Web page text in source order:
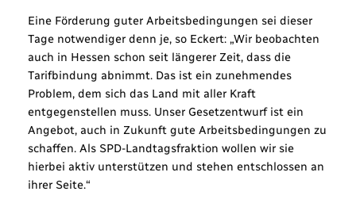
Eine Förderung guter Arbeitsbedingungen sei dieser
Tage notwendiger denn je, so Eckert: „Wir beobachten
auch in Hessen schon seit längerer Zeit, dass die
Tarifbindung abnimmt. Das ist ein zunehmendes
Problem, dem sich das Land mit aller Kraft
entgegenstellen muss. Unser Gesetzentwurf ist ein
Angebot, auch in Zukunft gute Arbeitsbedingungen zu
schaffen. Als SPD-Landtagsfraktion wollen wir sie
hierbei aktiv unterstützen und stehen entschlossen an
ihrer Seite.“